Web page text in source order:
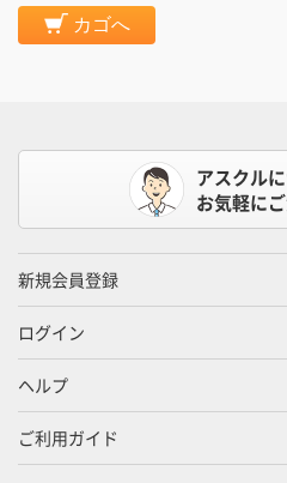
カゴへ
アスクル
お気軽に
新規会員登録
ログイン
ヘルプ
ご利用ガイド